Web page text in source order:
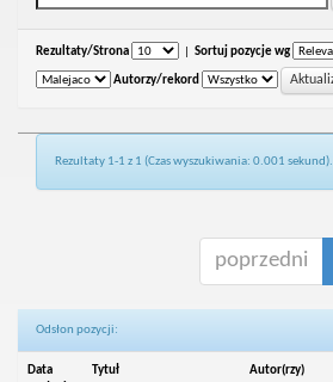
Rezultaty/Strona Sortuj pozycje wg
Autorzy/rekord
Rezultaty 1-1 z 1 (Czas wyszukiwania: 0.001 sekund).
poprzedni
Odsłon pozycji:
Data Tytuł Autor(rzy)